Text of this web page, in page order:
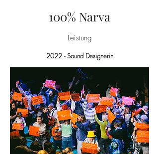
100% Narva
Leistung
2022 - Sound Designerin